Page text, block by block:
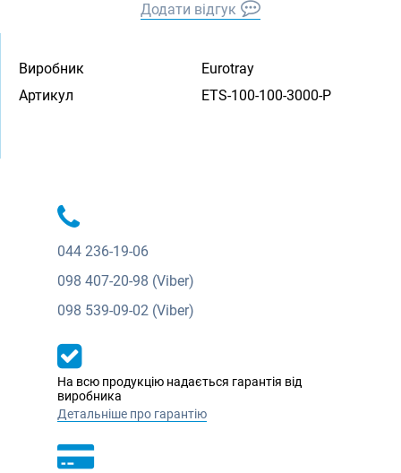
Додати відгук
Виробник
Eurotray
Артикул
ETS-100-100-3000-P
044 236-19-06
098 407-20-98 (Viber)
098 539-09-02 (Viber)
На всю продукцію надається гарантія від
виробника
Детальніше про гарантію